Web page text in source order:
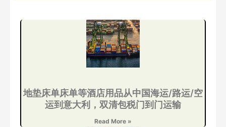
地垫床单床单等酒店用品从中国海运/路运/空
运到意大利，双清包税门到门运输
Read More »